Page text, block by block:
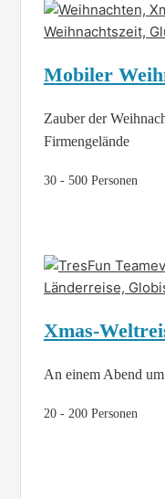
Mobiler
Zauber der
Firmengelände
30 - 500 Personen
Xmas-
An einem Abend
20 - 200 Personen